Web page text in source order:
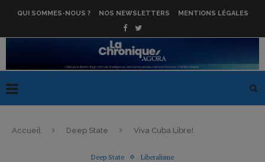
QUI SOMMES-NOUS ? NOS NEWSLETTERS MENTIONS LÉGALES
Accueil Deep State Viva Cuba Libre!
Deep State Liberalisme